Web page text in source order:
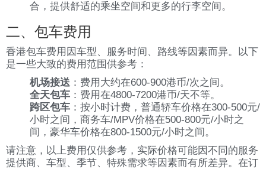
合，提供舒适的乘坐空间和更多的行李空间。
二、包车费用
香港包车费用因车型、服务时间、路线等因素而异。以下
是一些大致的费用范围供参考：
机场接送 ：费用大约在600-900港币/次之间。
全天包车 ：费用在4800-7200港币/天不等。
跨区包车 ：按小时计费，普通轿车价格在300-500元/
小时之间，商务车/MPV价格在500-800元/小时之
间，豪华车价格在800-1500元/小时之间。
请注意，以上费用仅供参考，实际价格可能因不同的服务
提供商、车型、季节、特殊需求等因素而有所差异。在订